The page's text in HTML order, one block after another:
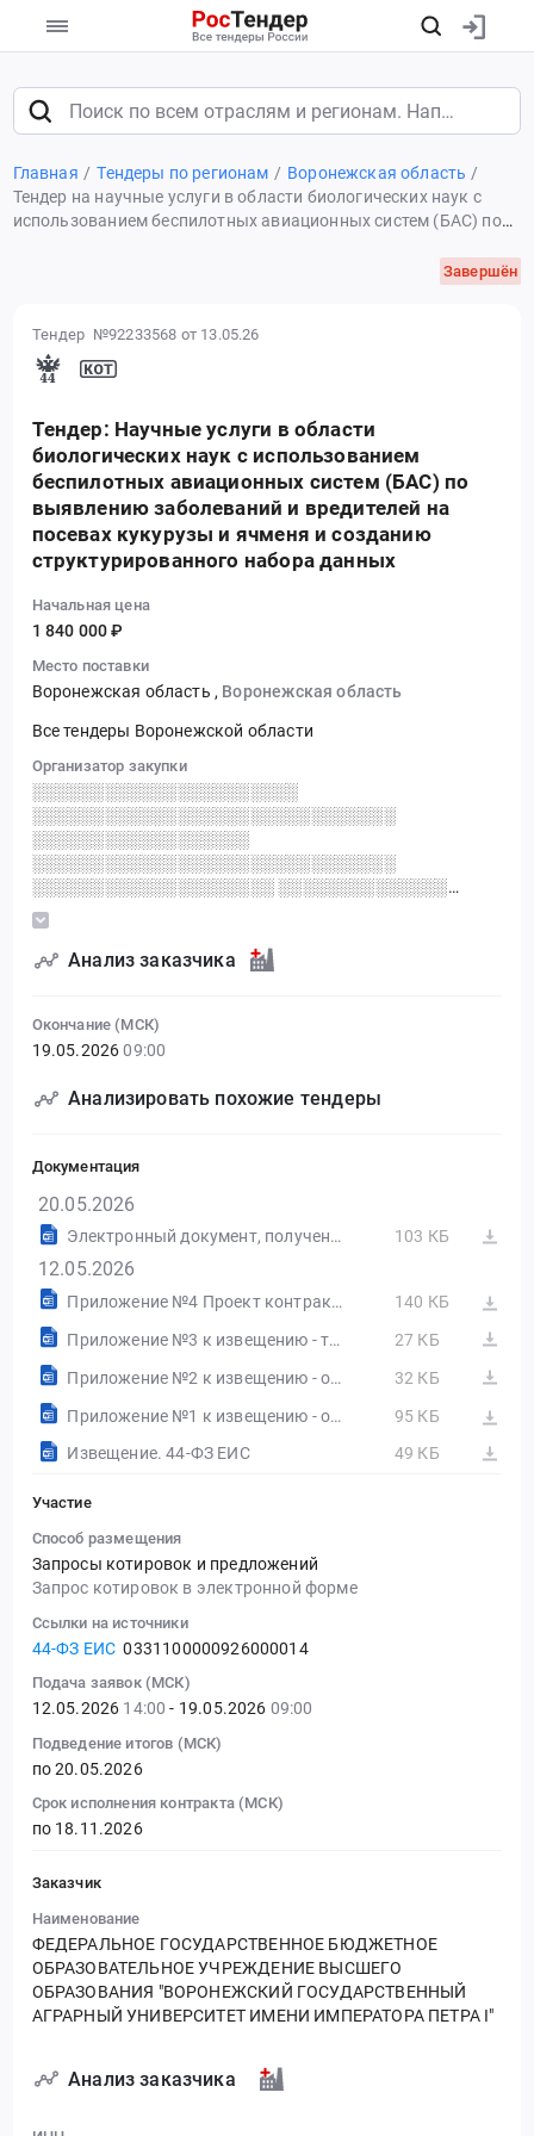
Главная Тендеры по регионам
Воронежская область
Тендер на научные услуги в области биологических наук с
использованием беспилотных авиационных систем (БАС) по
ячменя и созданию структурированного набора данныхЗавершён
Тендер №92233568 от 13.05.26
Тендер: Научные услуги в области
биологических наук с использованием
беспилотных авиационных систем (БАС) по
выявлению заболеваний и вредителей на
посевах кукурузы и ячменя и созданию
структурированного набора данных
Начальная цена
1 840 000 ₽
Место поставки
Воронежская область , Воронежская область
Все тендеры Воронежской области
Организатор закупки
░░░░░░░░░░░░░░░░░░░░░░
░░░░░░░░░░░░░░░░░░░░░░░░░░░░░░
░░░░░░░░░░░░░░░░░░
░░░░░░░░░░░░░░░░░░░░░░░░░░░░░░
░░░░░░░░░░░░░░░░░░░░ ░░░░░░░░░░░░░░
░░░░░░░░░░░░░░░░░░░░░░
░░░░░░░░░░░░░░░░░░░░░░░
░░░░░░░░░░░░░░░░░░░░░░░░░░░░░░
░░░░░░░░░░ ░░
Анализ заказчика
Окончание (МСК)
19.05.2026 09:00
Анализировать похожие тендеры
Документация
20.05.2026
Электронный документ, полученный из внешней системы.rtf 103 КБ
12.05.2026
Приложение №4 Проект контракта.doc
140 КБ
Приложение №3 к извещению - требования к заявке и инструкция по ее заполнению.docx
27 КБ
Приложение №2 к извещению - обоснование НМЦК.docx
32 КБ
Приложение №1 к извещению - описание объекта закупки.doc
95 КБ
Извещение. 44-ФЗ ЕИС
49 КБ
Участие
Способ размещения
Запросы котировок и предложений
Запрос котировок в электронной форме
Ссылки на источники
44-ФЗ ЕИС 0331100000926000014
Подача заявок (МСК)
12.05.2026 14:00 - 19.05.2026 09:00
Подведение итогов (МСК)
по 20.05.2026
Срок исполнения контракта (МСК)
по 18.11.2026
Заказчик
Наименование
ФЕДЕРАЛЬНОЕ ГОСУДАРСТВЕННОЕ БЮДЖЕТНОЕ
ОБРАЗОВАТЕЛЬНОЕ УЧРЕЖДЕНИЕ ВЫСШЕГО
ОБРАЗОВАНИЯ "ВОРОНЕЖСКИЙ ГОСУДАРСТВЕННЫЙ
АГРАРНЫЙ УНИВЕРСИТЕТ ИМЕНИ ИМПЕРАТОРА ПЕТРА I"
Анализ заказчика